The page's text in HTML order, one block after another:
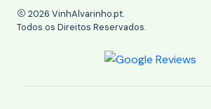
2026 VinhAlvarinho.pt.
Todos os Direitos Reservados.